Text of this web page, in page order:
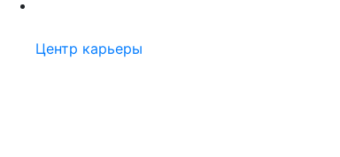
Центр карьеры